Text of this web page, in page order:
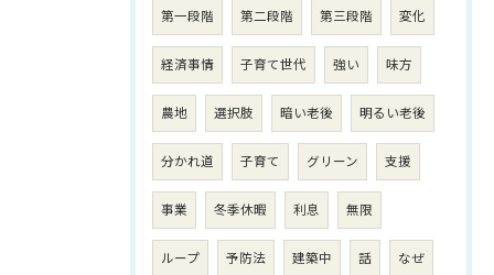
第一段階 第二段階 第三段階 変化
経済事情 子育て世代 強い 味方
農地 選択肢 暗い老後 明るい老後
分かれ道 子育て グリーン 支援
事業 冬季休暇 利息 無限
ループ 予防法 建築中 話 なぜ